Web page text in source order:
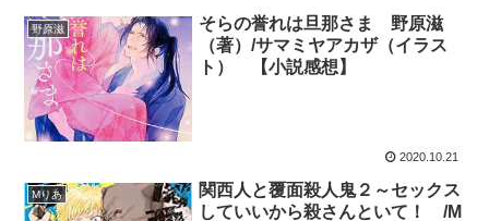
野原滋
そらの誉れは旦那さま 野原滋
（著）/サマミヤアカザ（イラス
ト） 【小説感想】
2020.10.21
Mりあ
関西人と覆面殺人鬼２～セックス
していいから殺さんといて！ /M